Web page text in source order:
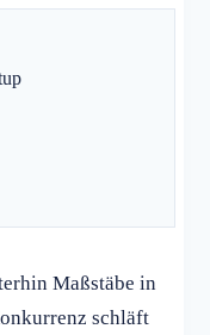
Maßstäbe in
schläft